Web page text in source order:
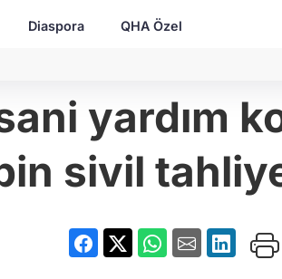
Diaspora QHA Özel
yardım
sivil